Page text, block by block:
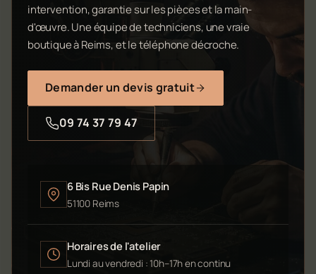
intervention, garantie sur les pièces et la main-
d'œuvre. Une équipe de techniciens, une vraie
boutique à Reims, et le téléphone décroche.
Demander un devis gratuit
09 74 37 79 47
6 Bis Rue Denis Papin
51100 Reims
Horaires de l'atelier
Lundi au vendredi : 10h–17h en continu